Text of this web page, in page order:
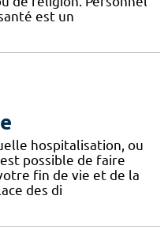
est un
hospitalisation, ou
possible de faire
fin de vie et de la
des di